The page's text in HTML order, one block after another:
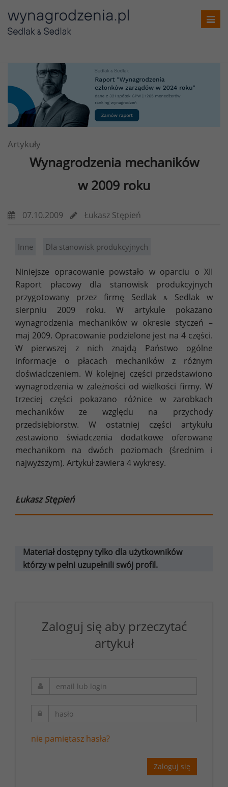
Artykuły
Wynagrodzenia mechaników
w 2009 roku
07.10.2009 Łukasz Stępień
Inne Dla stanowisk produkcyjnych
Niniejsze opracowanie powstało w oparciu o XII
Raport płacowy dla stanowisk produkcyjnych
przygotowany przez firmę Sedlak
&
Sedlak w
sierpniu 2009 roku. W artykule pokazano
wynagrodzenia mechaników w okresie styczeń –
maj 2009. Opracowanie podzielone jest na 4 części.
W pierwszej z nich znajdą Państwo ogólne
informacje o płacach mechaników z różnym
doświadczeniem. W kolejnej części przedstawiono
wynagrodzenia w zależności od wielkości firmy. W
trzeciej części pokazano różnice w zarobkach
mechaników ze względu na przychody
przedsiębiorstw. W ostatniej części artykułu
zestawiono świadczenia dodatkowe oferowane
mechanikom na dwóch poziomach (średnim i
najwyższym). Artykuł zawiera 4 wykresy.
Łukasz Stępień
Materiał dostępny tylko dla użytkowników
którzy w pełni uzupełnili swój profil.
Zaloguj się aby przeczytać
artykuł
nie pamiętasz hasła?
Zaloguj się